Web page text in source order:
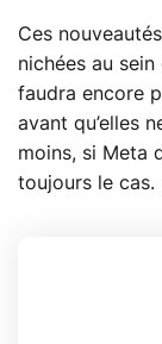
Ces
nichées au
faudra encore
avant qu’elles
moins, si Meta
toujours le cas.